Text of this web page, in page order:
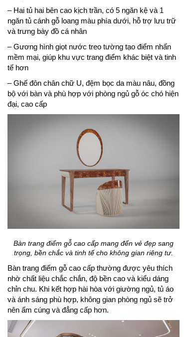
– Hai tủ hai bên cao kịch trần, có 5 ngăn kệ và 1
ngăn tủ cánh gỗ loang màu phía dưới, hỗ trợ lưu trữ
và trưng bày đồ cá nhân
– Gương hình giọt nước treo tường tạo điểm nhấn
mềm mại, giúp khu vực trang điểm khác biệt và tinh
tế hơn
– Ghế đôn chân chữ U, đệm bọc da màu nâu, đồng
bộ với bàn và phù hợp với phòng ngủ gỗ óc chó hiện
đại, cao cấp
Bàn trang điểm gỗ cao cấp mang đến vẻ đẹp sang
trọng, bền chắc và tinh tế cho không gian riêng tư.
Bàn trang điểm gỗ cao cấp thường được yêu thích
nhờ chất liệu chắc chắn, độ bền cao và kiểu dáng
chỉn chu. Khi kết hợp hài hòa với giường ngủ, tủ áo
và ánh sáng phù hợp, không gian phòng ngủ sẽ trở
nên ấm cúng và đẳng cấp hơn.